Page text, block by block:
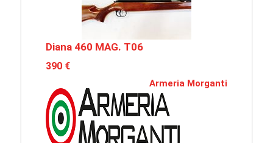
Diana 460 MAG. T06
390 €
Armeria Morganti